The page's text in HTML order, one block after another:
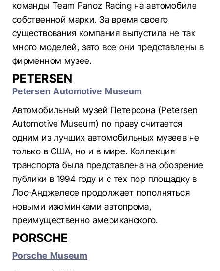
команды Team Panoz Racing на автомобиле
собственной марки. За время своего
существования компания выпустила не так
много моделей, зато все они представлены в
фирменном музее.
PETERSEN
Petersen Automotive Museum
Автомобильный музей Петерсона (Petersen
Automotive Museum) по праву считается
одним из лучших автомобильных музеев не
только в США, но и в мире. Коллекция
транспорта была представлена на обозрение
публики в 1994 году и с тех пор площадку в
Лос-Анджелесе продолжает пополняться
новыми изюминками автопрома,
преимущественно американского.
PORSCHE
Porsche Museum